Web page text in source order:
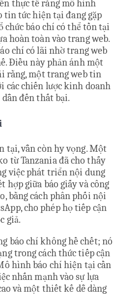
thực tế rằng mô hình
tin tức hiện tại đang gặp
báo chí có thể tồn tại
hoàn toàn vào trang web.
chí có lãi nhờ trang web
Điều này phản ánh một
rằng, một trang web tin
các chiến lược kinh doanh
dẫn đến thất bại.
tại, vẫn còn hy vọng. Một
từ Tanzania đã cho thấy
việc phát triển nội dung
hợp giữa báo giấy và công
bằng cách phân phối nội
cho phép họ tiếp cận
giả.
báo chí không hề chết; nó
trong cách thức tiếp cận
hình báo chí hiện tại cần
nhấn mạnh vào sự lựa
và một thiết kế dễ dàng